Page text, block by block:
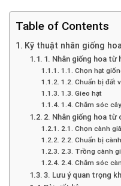
Table of Contents
Kỹ thuật nhân giống
1. Nhân giống hoa từ
1.1. Chọn hạt
1.2. Chuẩn bị đất
1.3. Gieo hạt
1.4. Chăm sóc
2. Nhân giống hoa từ
2.1. Chọn cành
2.2. Chuẩn bị
2.3. Trồng cành
2.4. Chăm sóc
3. Lưu ý quan trọng